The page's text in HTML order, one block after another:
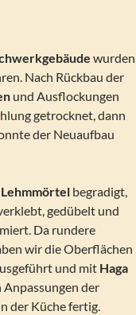
wurden
Nach Rückbau der
und Ausflockungen
getrocknet, dann
der Neuaufbau
Lehmmörtel begradigt,
gedübelt und
Da rundere
wir die Oberflächen
und mit Haga
der
der Küche fertig.